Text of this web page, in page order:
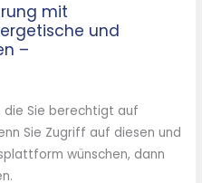
mit
und
–
die Sie berechtigt auf
Sie Zugriff auf diesen und
wünschen, dann